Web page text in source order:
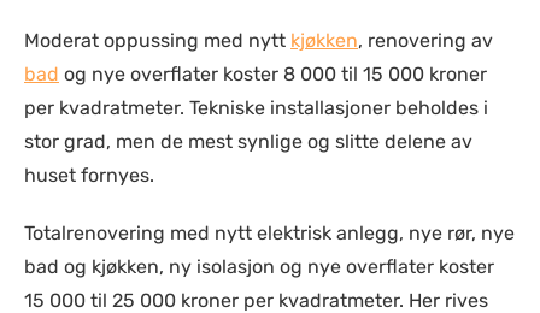
Moderat oppussing med nytt kjøkken, renovering av
bad og nye overflater koster 8 000 til 15 000 kroner
per kvadratmeter. Tekniske installasjoner beholdes i
stor grad, men de mest synlige og slitte delene av
huset fornyes.
Totalrenovering med nytt elektrisk anlegg, nye rør, nye
bad og kjøkken, ny isolasjon og nye overflater koster
15 000 til 25 000 kroner per kvadratmeter. Her rives